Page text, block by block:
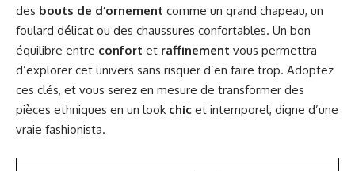
des bouts de d’ornement comme un grand chapeau, un
foulard délicat ou des chaussures confortables. Un bon
équilibre entre confort et raffinement vous permettra
d’explorer cet univers sans risquer d’en faire trop. Adoptez
ces clés, et vous serez en mesure de transformer des
pièces ethniques en un look chic et intemporel, digne d’une
vraie fashionista.